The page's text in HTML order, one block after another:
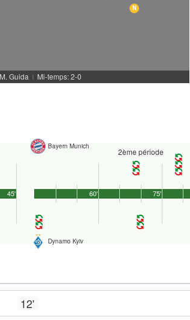
N
Guida
| Mi-temps: 2-0
45'
Bayern Munich
2ème période
Dynamo Kyiv
60' 75'
12'